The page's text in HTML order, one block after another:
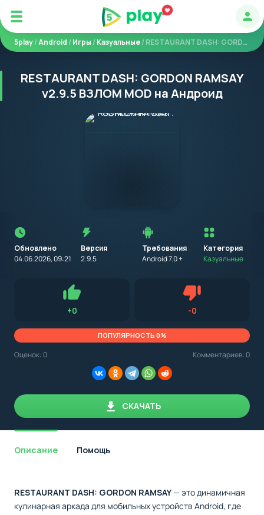
5play/Android /Игры /Казуальные/ RESTAURANT DASH: GORDON RAMSAY
RESTAURANT DASH: GORDON RAMSAY
v2.9.5 ВЗЛОМ MOD на Андроид
Обновлено
04.06.2026, 09:21
Версия
2.9.5
Требования
Android 7.0 +
установкой
приложения
на
устройство
с
указываем
минимальные
необходимые
Категория
Казуальные
обращать внимание на установленную версию Android
OS. Мы указываем минимально необходимую версию для
+0Нравится -0Не нравится
ПОПУЛЯРНОСТЬ 0%
Оценок: 0 Комментариев: 0
СКАЧАТЬ
Описание Помощь
RESTAURANT DASH: GORDON RAMSAY— это динамичная
кулинарная аркада для мобильных устройств Android, где